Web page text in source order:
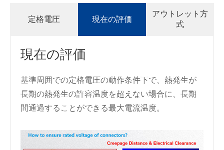
定格電圧 現在の評価
アウトレット方
式
現在の評価
基準周囲での定格電圧の動作条件下で、熱発生が
長期の熱発生の許容温度を超えない場合に、長期
間通過することができる最大電流温度。